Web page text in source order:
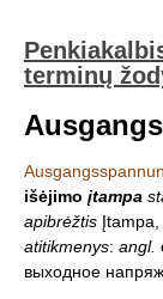
terminų
išėjimo įtampa
apibrėžtis
atitikmenys: angl.
выходное